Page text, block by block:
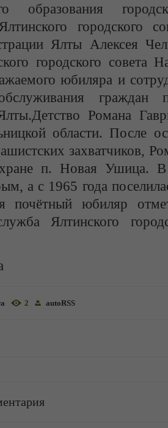
образования
городского
Ялты Алексея
городского совета
юбиляра и
граждан
Романа
области. После
захватчиков,
п. Новая Ушица. В
а с 1965 года
почётный юбиляр
Ялтинского
2 autoRSS